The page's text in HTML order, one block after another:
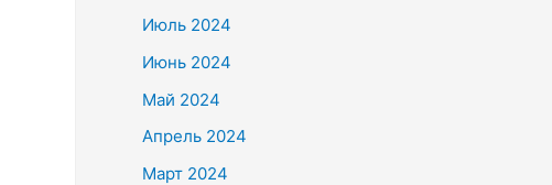
Июль 2024
Июнь 2024
Май 2024
Апрель 2024
Март 2024